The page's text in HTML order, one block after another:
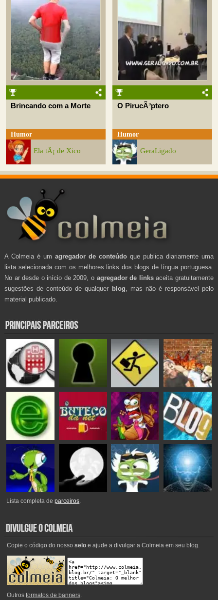
Brincando com a Morte
Humor
Ela tÃ¡ de Xico
O PirucÃ³ptero
Humor
GeraLigado
A Colmeia é um agregador de conteúdo que publica diariamente uma
lista selecionada com os melhores links dos blogs de língua portuguesa.
No ar desde o início de 2009, o agregador de linksaceita gratuitamente
sugestões de conteúdo de qualquer blog , mas não é responsável pelo
material publicado.
Lista completa deparceiros.
Copie o código do nosso seloe ajude a divulgar a Colmeia em seu blog.
Outros formatos de banners.